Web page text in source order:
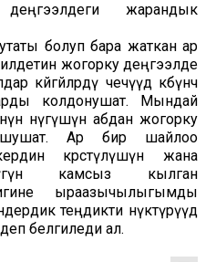
жарандык
болуп бара жаткан ар
жогорку деңгээлде
чечүүдө көбүнчө
колдонушат. Мындай
өнүгүшүнө абдан жогорку
Ар бир шайлоо
көрсөтүлүшүн жана
камсыз кылган
ыраазычылыгымды
теңдикти өнүктүрүүдө
белгиледи ал.